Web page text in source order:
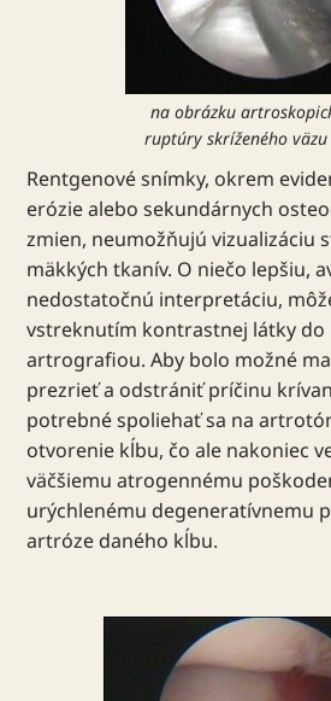
na obrázku
ruptúry skríženého
Rentgenové snímky, okrem
erózie alebo sekundárnych
zmien, neumožňujú vizualizáciu
mäkkých tkanív. O niečo lepšiu,
nedostatočnú interpretáciu,
vstreknutím kontrastnej látky do
artrografiou. Aby bolo možné
prezrieť a odstrániť príčinu
potrebné spoliehať sa na
otvorenie kĺbu, čo ale nakoniec
väčšiemu atrogennému
urýchlenému degeneratívnemu
artróze daného kĺbu.